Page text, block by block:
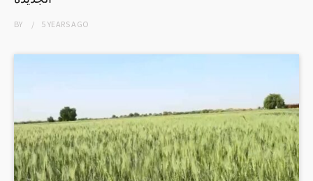
BY 5 YEARSAGO